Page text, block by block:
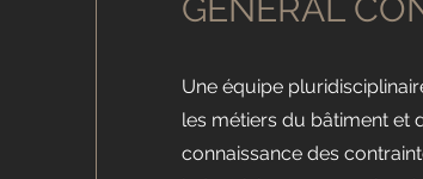
GENERAL
Une équipe
les métiers du bâtiment et
connaissance des